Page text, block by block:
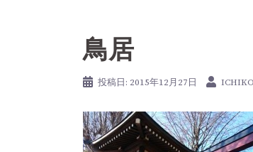
鳥居
投稿日: 2015年12月27日